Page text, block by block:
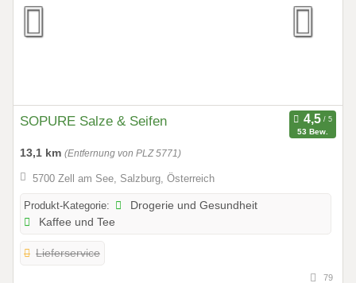
SOPURE Salze & Seifen
53 Bew.
13,1 km (Entfernung von PLZ 5771)
5700 Zell am See, Salzburg, Österreich
Produkt-Kategorie:
Drogerie und Gesundheit
Kaffee und Tee
Lieferservice
79